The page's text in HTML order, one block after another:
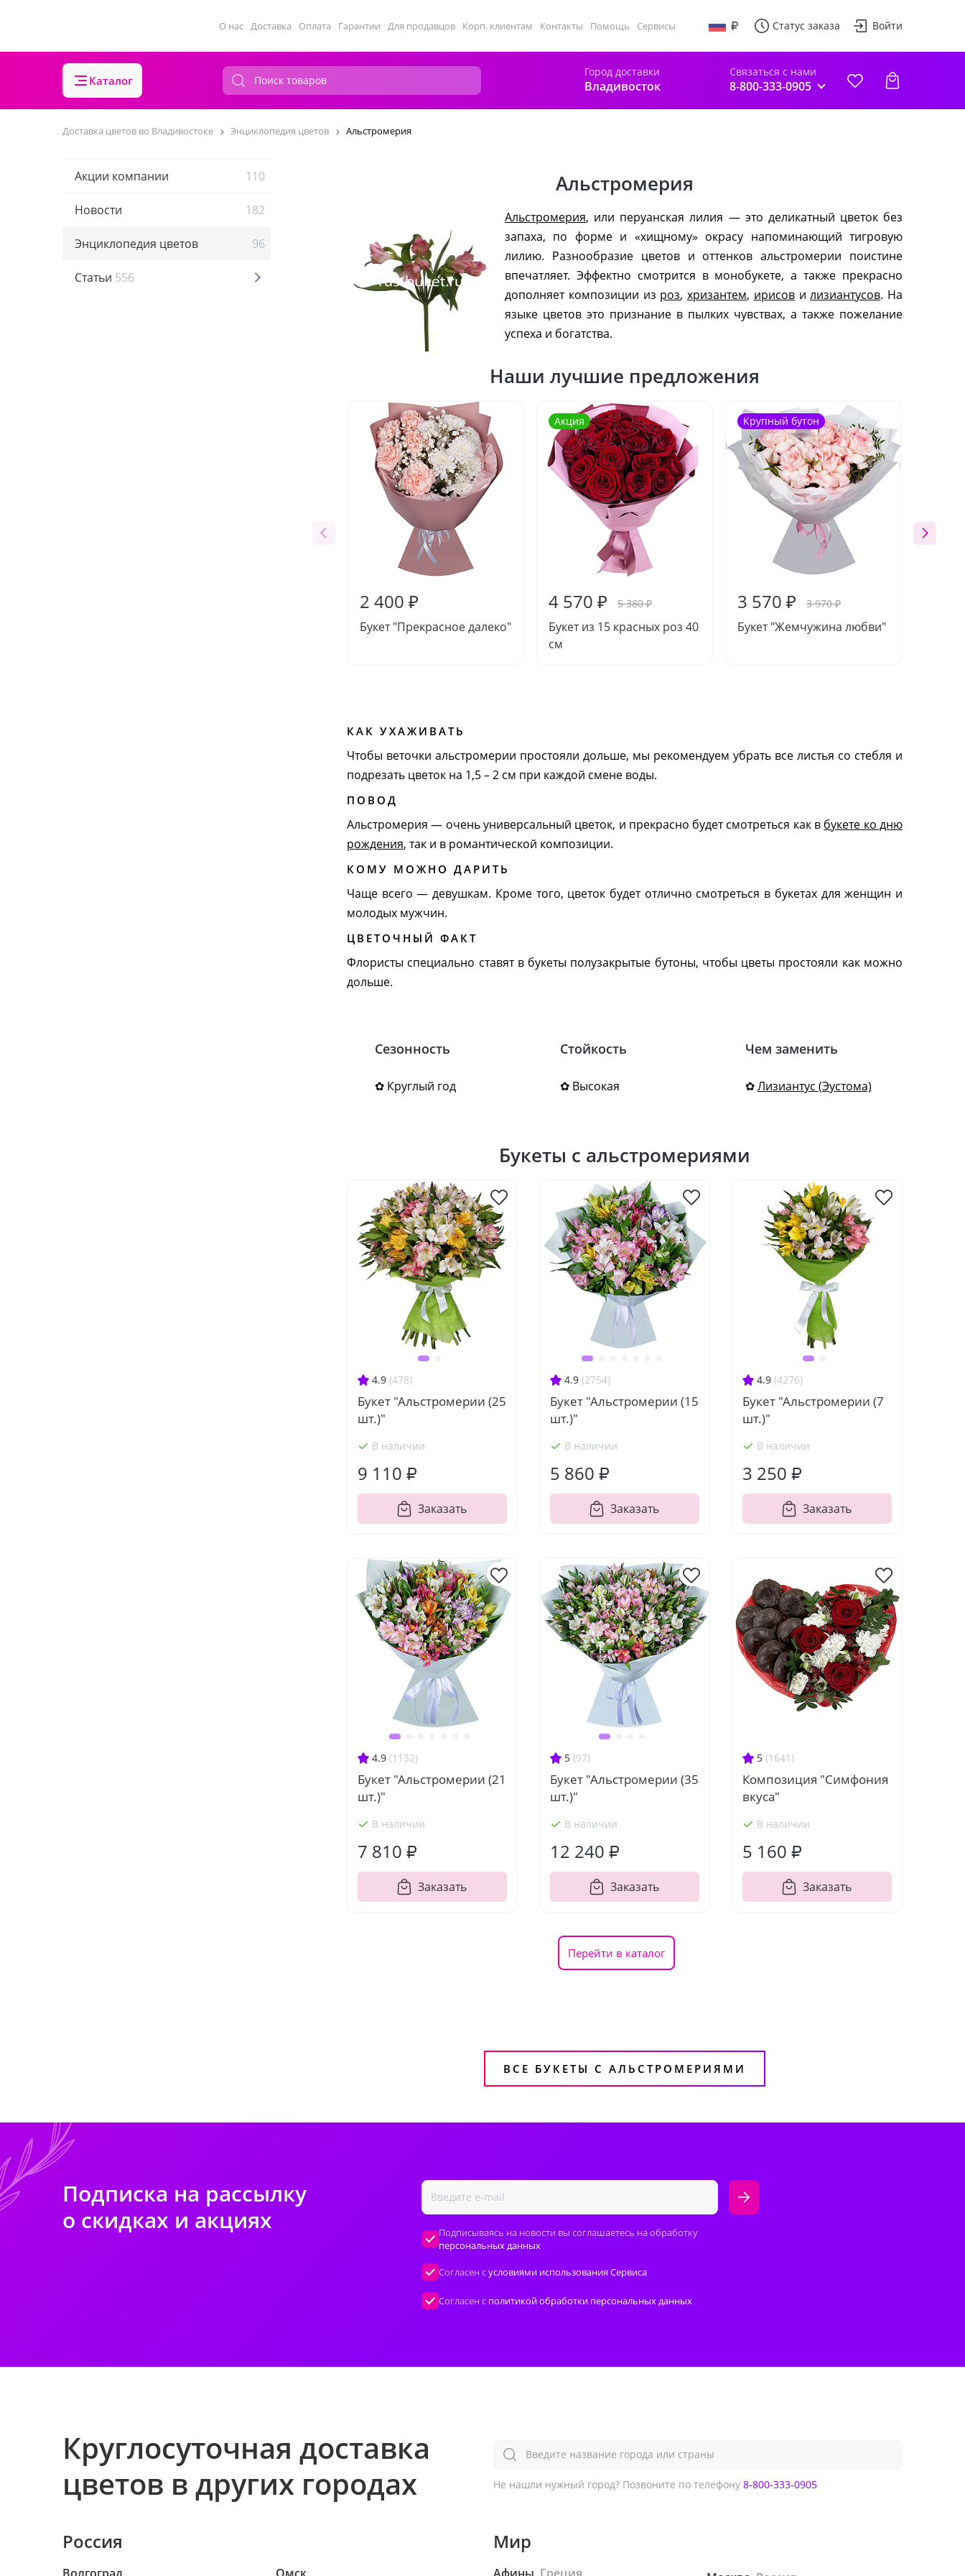
О нас Доставка Оплата Гарантии Для продавцов Корп. клиентам Контакты Помощь Сервисы Статус заказа Войти
Каталог
Город доставки
Владивосток
Связаться с нами
8-800-333-0905
Доставка цветов во Владивостоке Энциклопедия цветов Альстромерия
Акции компании 110
Новости 182
Энциклопедия цветов 96
Статьи 556
Альстромерия
Альстромерия, или перуанская лилия — это деликатный цветок без
запаха, по форме и «хищному» окрасу напоминающий тигровую
лилию. Разнообразие цветов и оттенков альстромерии поистине
впечатляет. Эффектно смотрится в монобукете, а также прекрасно
дополняет композиции из роз, хризантем, ирисовилизиантусов. На
языке цветов это признание в пылких чувствах, а также пожелание
успеха и богатства.
Наши лучшие предложения
2 400 ₽
Букет "Прекрасное далеко"
Акция
4 570 ₽ 5 380 ₽
Букет из 15 красных роз 40
см
Крупный бутон
3 570 ₽ 3 970 ₽
Букет "Жемчужина любви"
КАК УХАЖИВАТЬ
Чтобы веточки альстромерии простояли дольше, мы рекомендуем убрать все листья со стебля и
подрезать цветок на 1,5 – 2 см при каждой смене воды.
ПОВОД
Альстромерия — очень универсальный цветок, и прекрасно будет смотреться как в букете ко дню
рождения, так и в романтической композиции.
КОМУ МОЖНО ДАРИТЬ
Чаще всего — девушкам. Кроме того, цветок будет отлично смотреться в букетах для женщин и
молодых мужчин.
ЦВЕТОЧНЫЙ ФАКТ
Флористы специально ставят в букеты полузакрытые бутоны, чтобы цветы простояли как можно
дольше.
Сезонность
✿ Круглый год
Стойкость
✿ Высокая
Чем заменить
✿Лизиантус (Эустома)
Букеты с альстромериями
4.9 (478)
Букет "Альстромерии (25
шт.)"
В наличии
9 110 ₽
Заказать
4.9 (2754)
Букет "Альстромерии (15
шт.)"
В наличии
5 860 ₽
Заказать
4.9 (4276)
Букет "Альстромерии (7
шт.)"
В наличии
3 250 ₽
Заказать
4.9 (1132)
Букет "Альстромерии (21
шт.)"
В наличии
7 810 ₽
Заказать
5 (97)
Букет "Альстромерии (35
шт.)"
В наличии
12 240 ₽
Заказать
5 (1641)
Композиция "Симфония
вкуса"
В наличии
5 160 ₽
Заказать
Перейти в каталог
ВСЕ БУКЕТЫ С АЛЬСТРОМЕРИЯМИ
Подписка на рассылку
о скидках и акциях
Подписываясь на новости вы соглашаетесь на обработку
персональных данных
Согласен сусловиями использования Сервиса
Согласен с политикой обработки персональных данных
Круглосуточная доставка
цветов в других городах
Введите название города или страны
Россия Мир
Не нашли нужный город? Позвоните по телефону 8-800-333-0905